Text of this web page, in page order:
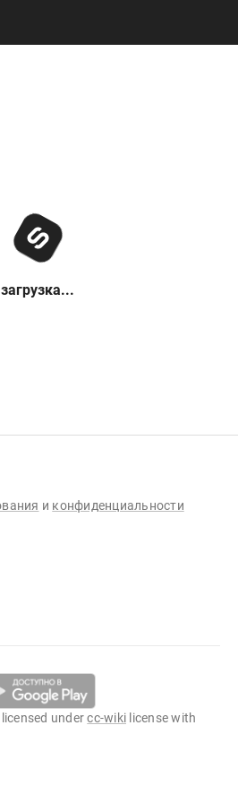
загрузка...
и конфиденциальности
undercc-wiki license with